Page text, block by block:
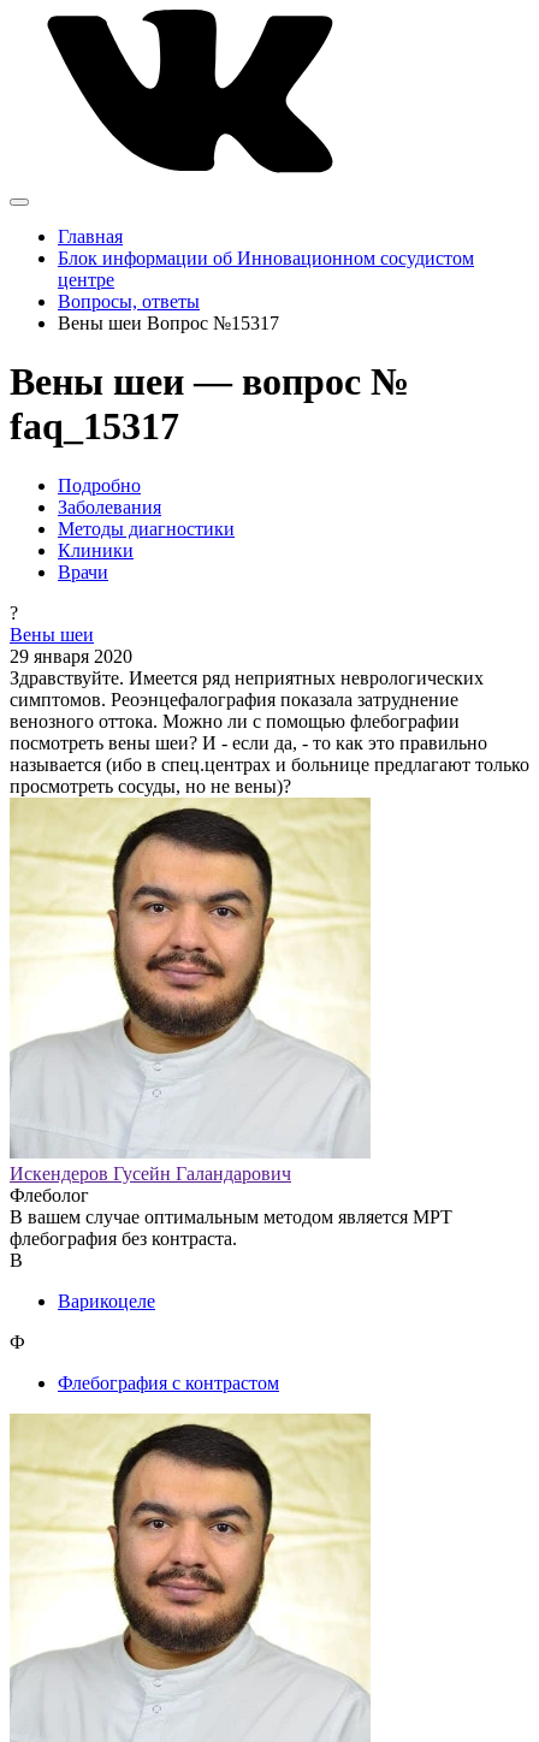
Главная
Блок информации об Инновационном сосудистом
центре
Вопросы, ответы
Вены шеи Вопрос №15317
Вены шеи — вопрос №
faq_15317
Подробно
Заболевания
Методы диагностики
Клиники
Врачи
?
Вены шеи
29 января 2020
Здравствуйте. Имеется ряд неприятных неврологических
симптомов. Реоэнцефалография показала затруднение
венозного оттока. Можно ли с помощью флебографии
посмотреть вены шеи? И - если да, - то как это правильно
называется (ибо в спец.центрах и больнице предлагают только
просмотреть сосуды, но не вены)?
Искендеров Гусейн Галандарович
Флеболог
В вашем случае оптимальным методом является МРТ
флебография без контраста.
В
Варикоцеле
Ф
Флебография с контрастом